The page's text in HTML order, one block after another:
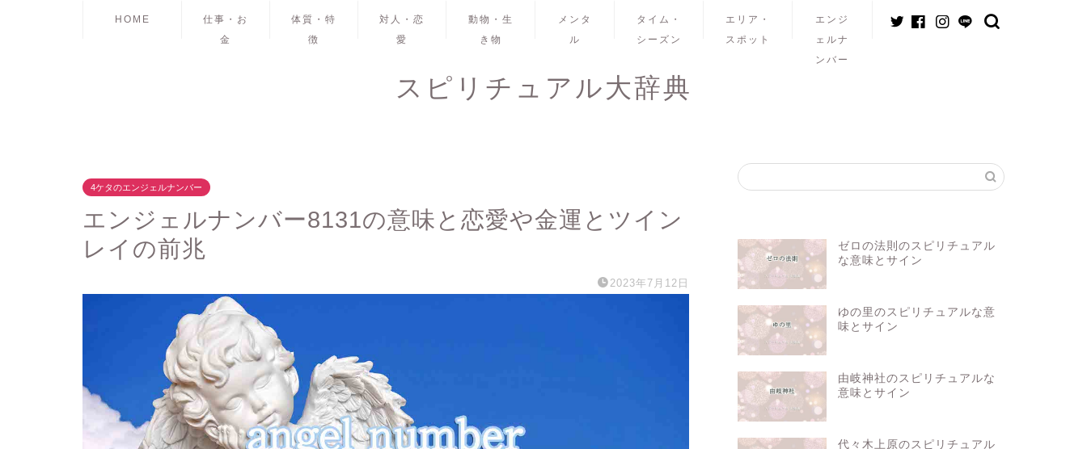
HOME
仕事・お
金
体質・特
徴
対人・恋
愛
動物・生
き物
メンタ
ル
タイム・
シーズン
エリア・
スポット
エンジ
ェルナ
ンバー
スピリチュアル大辞典
4ケタのエンジェルナンバー
エンジェルナンバー8131の意味と恋愛や金運とツイン
レイの前兆
2023年7月12日
ゼロの法則のスピリチュアル
な意味とサイン
ゆの里のスピリチュアルな意
味とサイン
由岐神社のスピリチュアルな
意味とサイン
代々木上原のスピリチュアル